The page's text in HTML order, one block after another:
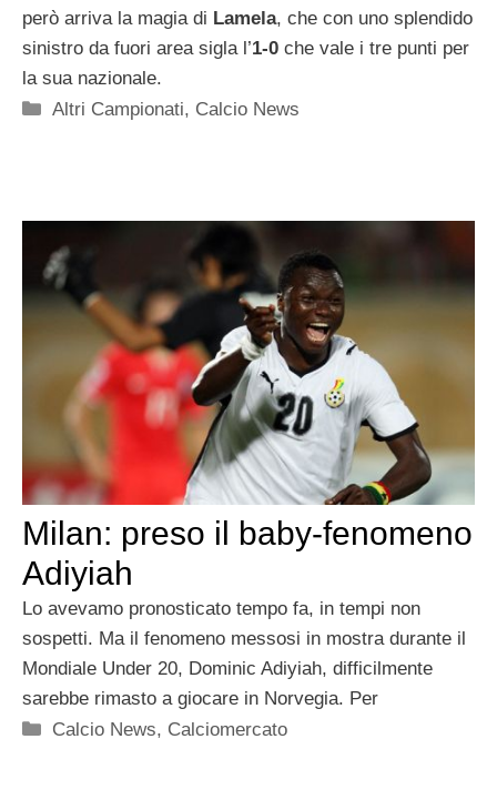
però arriva la magia di Lamela, che con uno splendido
sinistro da fuori area sigla l’1-0 che vale i tre punti per
la sua nazionale.
Categorie
Altri Campionati, Calcio News
Milan: preso il baby-fenomeno
Adiyiah
Lo avevamo pronosticato tempo fa, in tempi non
sospetti. Ma il fenomeno messosi in mostra durante il
Mondiale Under 20, Dominic Adiyiah, difficilmente
sarebbe rimasto a giocare in Norvegia. Per
Categorie
Calcio News, Calciomercato